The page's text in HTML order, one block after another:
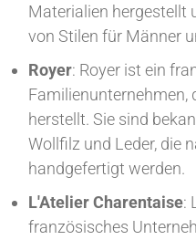
Materialien hergestellt
von Stilen für Männer
Royer: Royer ist ein
Familienunternehmen,
herstellt. Sie sind
Wollfilz und Leder, die
handgefertigt werden.
L'Atelier Charentaise:
französisches